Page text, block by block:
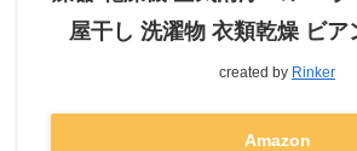
屋干し 洗濯物 衣類乾燥 ビア
created by Rinker
Amazon